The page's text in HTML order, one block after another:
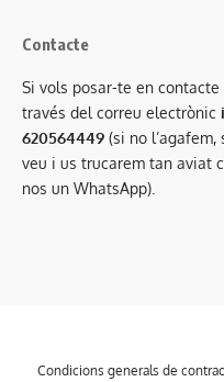
Contacte
Si vols posar-te en
través del correu electrònic
620564449 (si no
veu i us trucarem tan aviat
nos un WhatsApp).
Condicions generals de